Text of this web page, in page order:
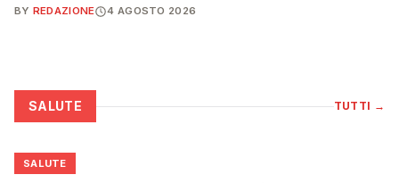
BY REDAZIONE 4 AGOSTO 2026
SALUTE TUTTI →
❤️
SALUTE